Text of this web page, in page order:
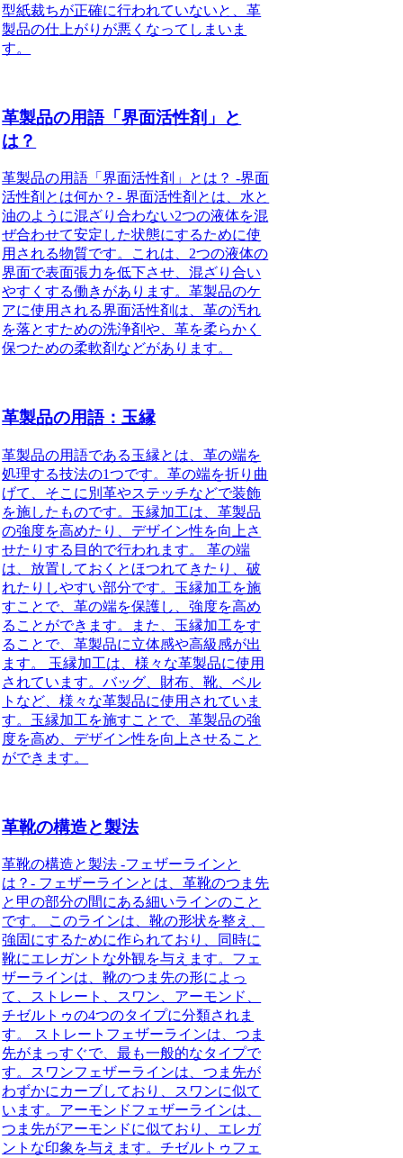
型紙裁ちが正確に行われていないと、革
製品の仕上がりが悪くなってしまいま
す。
革製品の用語「界面活性剤」と
は？
革製品の用語「界面活性剤」とは？ -界面
活性剤とは何か？- 界面活性剤とは、水と
油のように混ざり合わない2つの液体を混
ぜ合わせて安定した状態にするために使
用される物質です。これは、2つの液体の
界面で表面張力を低下させ、混ざり合い
やすくする働きがあります。革製品のケ
アに使用される界面活性剤は、革の汚れ
を落とすための洗浄剤や、革を柔らかく
保つための柔軟剤などがあります。
革製品の用語：玉縁
革製品の用語である玉縁とは、革の端を
処理する技法の1つです。革の端を折り曲
げて、そこに別革やステッチなどで装飾
を施したものです。玉縁加工は、革製品
の強度を高めたり、デザイン性を向上さ
せたりする目的で行われます。 革の端
は、放置しておくとほつれてきたり、破
れたりしやすい部分です。玉縁加工を施
すことで、革の端を保護し、強度を高め
ることができます。また、玉縁加工をす
ることで、革製品に立体感や高級感が出
ます。 玉縁加工は、様々な革製品に使用
されています。バッグ、財布、靴、ベル
トなど、様々な革製品に使用されていま
す。玉縁加工を施すことで、革製品の強
度を高め、デザイン性を向上させること
ができます。
革靴の構造と製法
革靴の構造と製法 -フェザーラインと
は？- フェザーラインとは、革靴のつま先
と甲の部分の間にある細いラインのこと
です。 このラインは、靴の形状を整え、
強固にするために作られており、同時に
靴にエレガントな外観を与えます。フェ
ザーラインは、靴のつま先の形によっ
て、ストレート、スワン、アーモンド、
チゼルトゥの4つのタイプに分類されま
す。 ストレートフェザーラインは、つま
先がまっすぐで、最も一般的なタイプで
す。スワンフェザーラインは、つま先が
わずかにカーブしており、スワンに似て
います。アーモンドフェザーラインは、
つま先がアーモンドに似ており、エレガ
ントな印象を与えます。チゼルトゥフェ